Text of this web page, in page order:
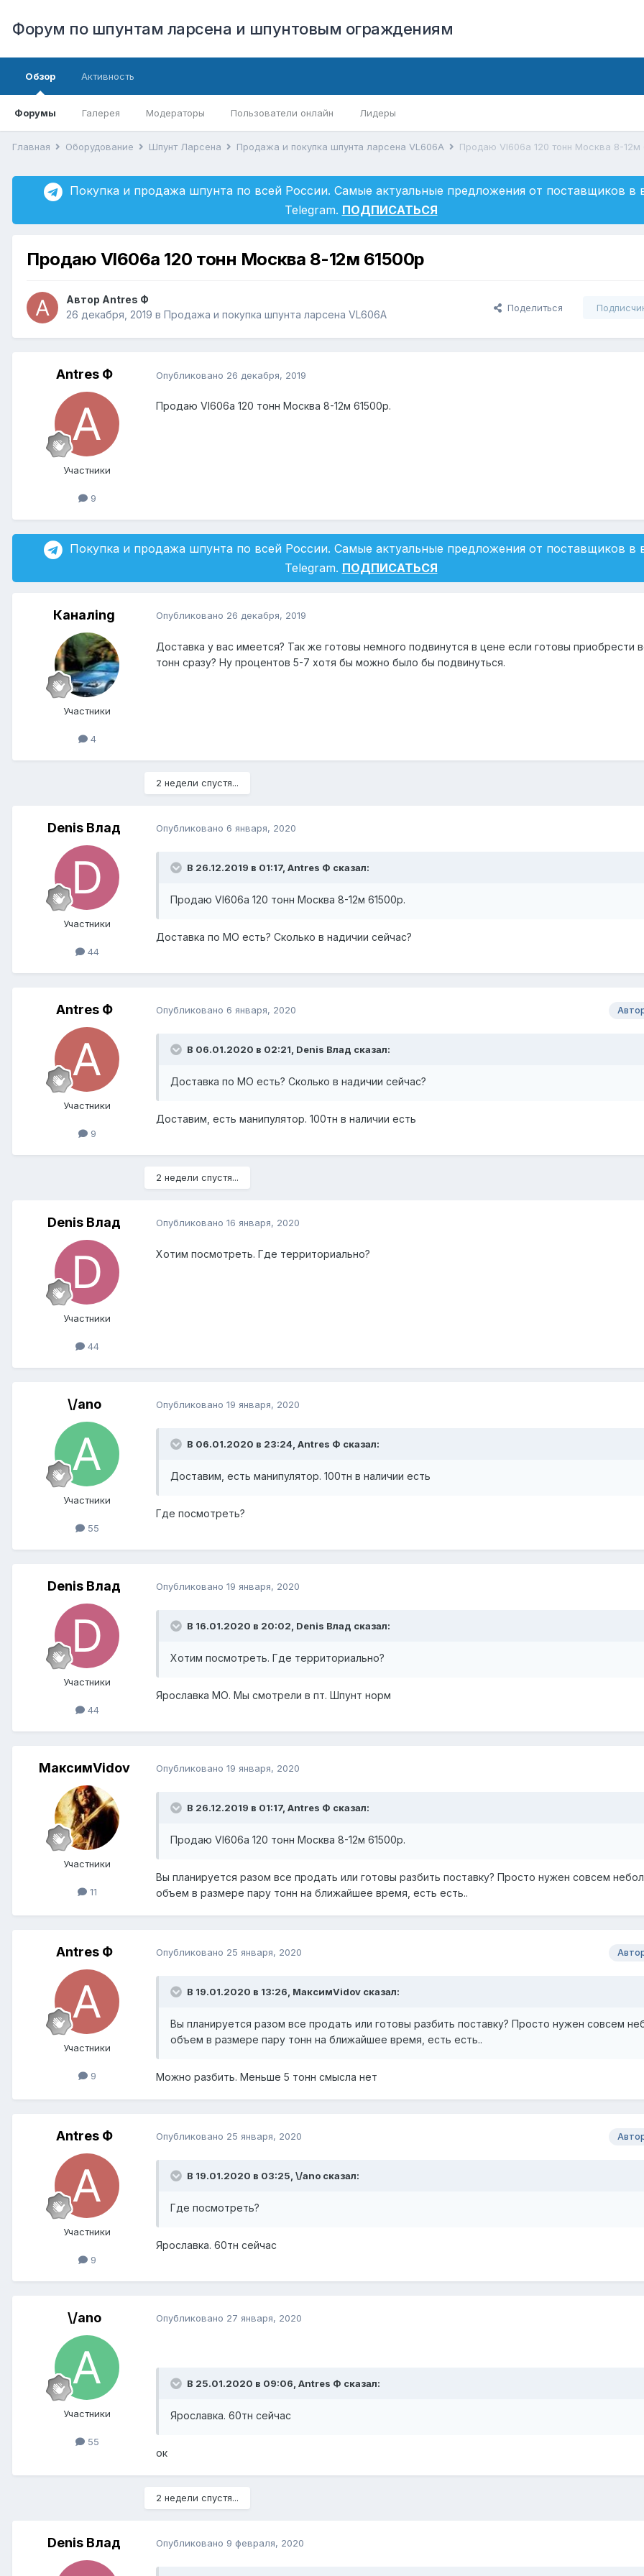
Форум по шпунтам ларсена и шпунтовым ограждениям
Обзор
Форумы Галерея Модераторы Пользователи онлайн Лидеры
Активность
Главная Оборудование Шпунт Ларсена Продажа и покупка шпунта ларсена VL606A Продаю Vl606a 120 тонн Москва 8-12м
Покупка и продажа шпунта по всей России. Самые актуальные предложения от поставщиков в
Telegram. ПОДПИСАТЬСЯ
Продаю Vl606a 120 тонн Москва 8-12м 61500р
Автор Antres Ф
26 декабря, 2019 в Продажа и покупка шпунта ларсена VL606A
Поделиться
Antres Ф
Участники
9
Опубликовано 26 декабря, 2019
Продаю Vl606a 120 тонн Москва 8-12м 61500р.
Покупка и продажа шпунта по всей России. Самые актуальные предложения от поставщиков в
Telegram. ПОДПИСАТЬСЯ
Каналing
Участники
4
Опубликовано 26 декабря, 2019
Доставка у вас имеется? Так же готовы немного подвинутся в цене если готовы приобрести
тонн сразу? Ну процентов 5-7 хотя бы можно было бы подвинуться.
2 недели спустя...
Denis Влад
Участники
44
Опубликовано 6 января, 2020
В 26.12.2019 в 01:17, Antres Ф сказал:
Продаю Vl606a 120 тонн Москва 8-12м 61500р.
Доставка по МО есть? Сколько в надичии сейчас?
Antres Ф
Участники
9
Опубликовано 6 января, 2020
В 06.01.2020 в 02:21, Denis Влад сказал:
Доставка по МО есть? Сколько в надичии сейчас?
Доставим, есть манипулятор. 100тн в наличии есть
2 недели спустя...
Denis Влад
Участники
44
Опубликовано 16 января, 2020
Хотим посмотреть. Где территориально?
\/ano
Участники
55
Опубликовано 19 января, 2020
В 06.01.2020 в 23:24, Antres Ф сказал:
Доставим, есть манипулятор. 100тн в наличии есть
Где посмотреть?
Denis Влад
Участники
44
Опубликовано 19 января, 2020
В 16.01.2020 в 20:02, Denis Влад сказал:
Хотим посмотреть. Где территориально?
Ярославка МО. Мы смотрели в пт. Шпунт норм
МаксимVidov
Участники
11
Опубликовано 19 января, 2020
В 26.12.2019 в 01:17, Antres Ф сказал:
Продаю Vl606a 120 тонн Москва 8-12м 61500р.
Вы планируется разом все продать или готовы разбить поставку? Просто нужен совсем
объем в размере пару тонн на ближайшее время, есть есть..
Antres Ф
Участники
9
Опубликовано 25 января, 2020
В 19.01.2020 в 13:26, МаксимVidov сказал:
Вы планируется разом все продать или готовы разбить поставку? Просто нужен совсем
объем в размере пару тонн на ближайшее время, есть есть..
Можно разбить. Меньше 5 тонн смысла нет
Antres Ф
Участники
9
Опубликовано 25 января, 2020
В 19.01.2020 в 03:25, \/ano сказал:
Где посмотреть?
Ярославка. 60тн сейчас
\/ano
Участники
55
Опубликовано 27 января, 2020
В 25.01.2020 в 09:06, Antres Ф сказал:
Ярославка. 60тн сейчас
ок
2 недели спустя...
Denis Влад Опубликовано 9 февраля, 2020